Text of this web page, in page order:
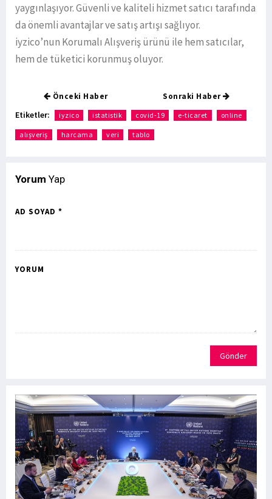
yaygınlaşıyor. Güvenli ve kaliteli hizmet satıcı tarafında
da önemli avantajlar ve satış artışı sağlıyor.
iyzico’nun Korumalı Alışveriş ürünü ile hem satıcılar,
hem de tüketici korunmuş oluyor.
Önceki Haber Sonraki Haber
Etiketler: iyzico istatistik covid-19 e-ticaret online
alışveriş harcama veri tablo
Yorum Yap
AD SOYAD *
YORUM
Gönder